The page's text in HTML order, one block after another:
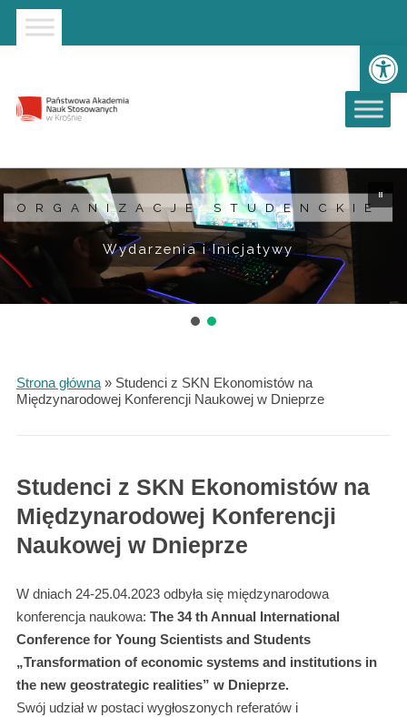
Strona główna
Przejdź do wyszukiwarki
Przejdź do menu głównego
ORGANIZACJE STUDENCKIE
Wydarzenia i Inicjatywy
Strona główna» Studenci z SKN Ekonomistów na
Międzynarodowej Konferencji Naukowej w Dnieprze
Studenci z SKN Ekonomistów na
Międzynarodowej Konferencji
Naukowej w Dnieprze
W dniach 24-25.04.2023 odbyła się międzynarodowa
konferencja naukowa: The 34 th Annual International
Conference for Young Scientists and Students
„Transformation of economic systems and institutions in
the new geostrategic realities” w Dnieprze.
Swój udział w postaci wygłoszonych referatów i